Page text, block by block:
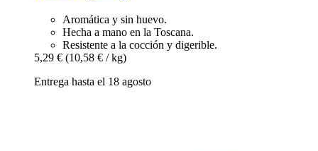
Aromática y sin huevo.
Hecha a mano en la Toscana.
Resistente a la cocción y digerible.
5,29 € (10,58 € / kg)
Entrega hasta el 18 agosto